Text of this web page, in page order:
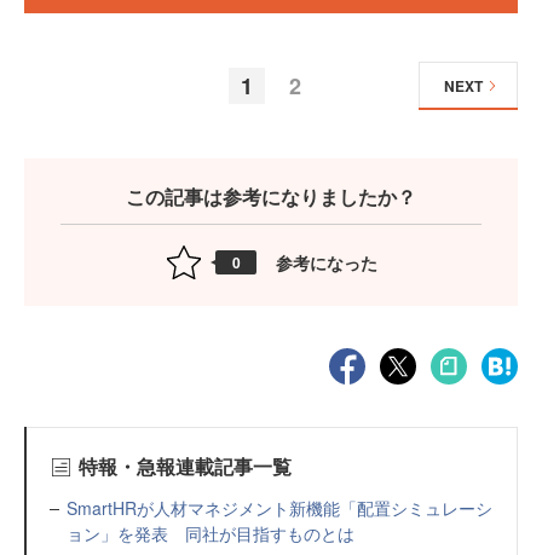
1 2 NEXT
この記事は参考になりましたか？
0 参考になった
特報・急報連載記事一覧
SmartHRが人材マネジメント新機能「配置シミュレーシ
ョン」を発表 同社が目指すものとは